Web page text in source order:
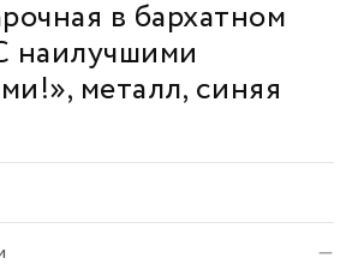
в бархатном
наилучшими
металл, синяя